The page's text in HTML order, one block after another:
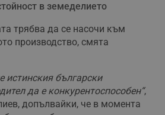
в земеделието
трябва да се насочи към
производство, смята
истинския български
да е конкурентоспособен“,
допълвайки, че в момента